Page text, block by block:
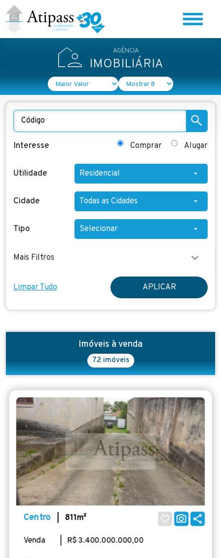
Home
Quem Somos
BLOG
AGÊNCIA
IMOBILIÁRIA
Interesse Comprar Alugar
Utilidade
Cidade
Tipo
Mais Filtros
Limpar Tudo APLICAR
Imóveis à venda
72 imóveis
Centro | 811m²
Venda | R$ 3.400.000.000,00